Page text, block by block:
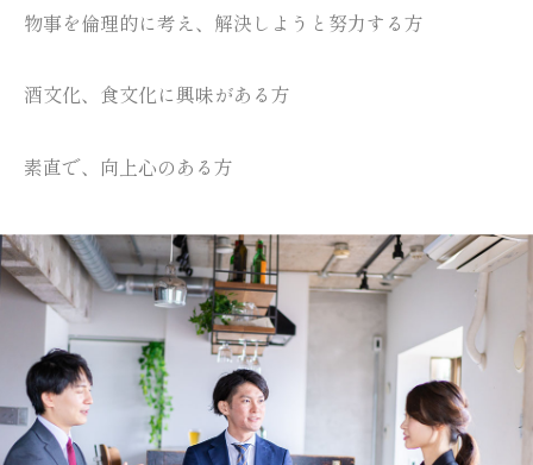
物事を倫理的に考え、解決しようと努力する方
酒文化、食文化に興味がある方
素直で、向上心のある方